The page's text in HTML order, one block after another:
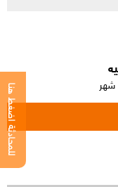
للمحادثة اضغط هنا